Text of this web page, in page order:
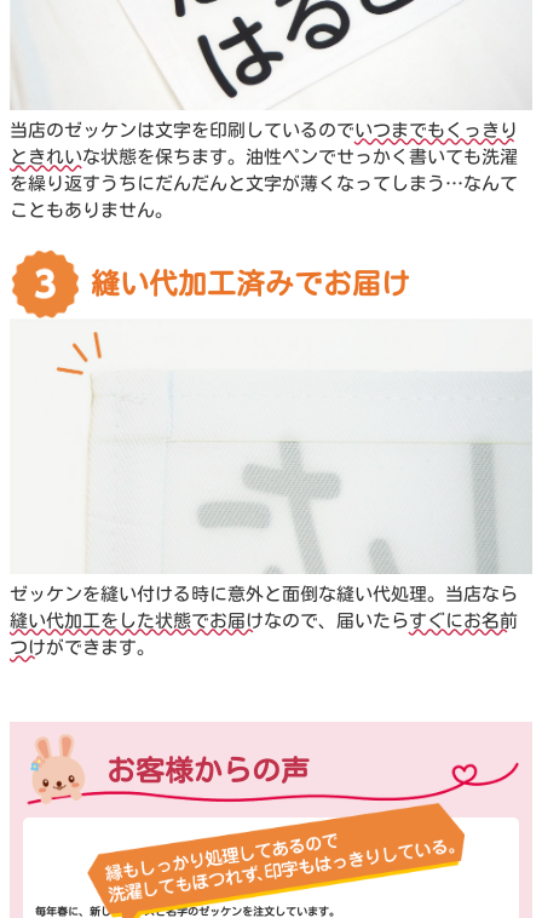
当店のゼッケンは文字を印刷しているのでいつまでもくっきり
ときれいな状態を保ちます。油性ペンでせっかく書いても洗濯
を繰り返すうちにだんだんと文字が薄くなってしまう…なんて
こともありません。
縫い代加工済みでお届け
ゼッケンを縫い付ける時に意外と面倒な縫い代処理。当店なら
縫い代加工をした状態でお届けなので、届いたらすぐにお名前
つけができます。
お客様からの声
毎年春に、新しくクラスと名字のゼッケンを注文しています。